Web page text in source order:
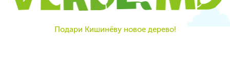
Подари Кишинёву новое дерево!